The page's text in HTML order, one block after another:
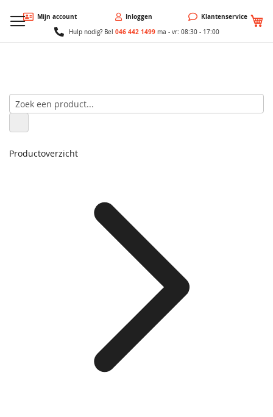
Mijn account Inloggen Klantenservice
Hulp nodig? Bel 046 442 1499ma - vr: 08:30 - 17:00
Productoverzicht